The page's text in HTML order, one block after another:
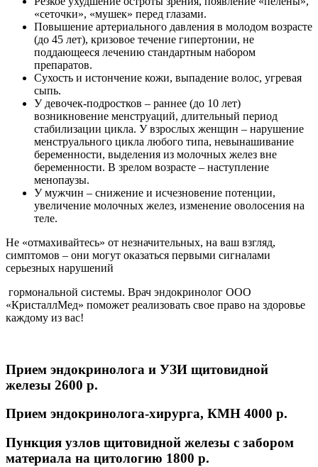
«сеточки», «мушек» перед глазами.
Повышение артериального давления в молодом возрасте
(до 45 лет), кризовое течение гипертонии, не
поддающееся лечению стандартным набором
препаратов.
Сухость и истончение кожи, выпадение волос, угревая
сыпь.
У девочек-подростков – раннее (до 10 лет)
возникновение менструаций, длительный период
стабилизации цикла. У взрослых женщин – нарушение
менструального цикла любого типа, невынашивание
беременности, выделения из молочных желез вне
беременности. В зрелом возрасте – наступление
менопаузы.
У мужчин – снижение и исчезновение потенции,
увеличение молочных желез, изменение оволосения на
теле.
Не «отмахивайтесь» от незначительных, на ваш взгляд,
симптомов – они могут оказаться первыми сигналами
серьезных нарушений
гормональной системы. Врач эндокринолог ООО
«КристаллМед» поможет реализовать свое право на здоровье
каждому из вас!
Прием эндокринолога и УЗИ щитовидной
железы 2600 p.
Прием эндокринолога-хирурга, КМН 4000 p.
Пункция узлов щитовидной железы с забором
материала на цитологию 1800 p.